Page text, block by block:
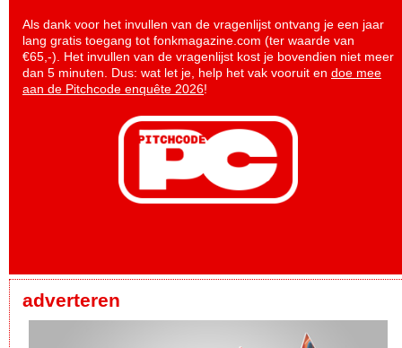
Als dank voor het invullen van de vragenlijst ontvang je een jaar
lang gratis toegang tot fonkmagazine.com (ter waarde van
€65,-). Het invullen van de vragenlijst kost je bovendien niet meer
dan 5 minuten. Dus: wat let je, help het vak vooruit en doe mee
aan de Pitchcode enquête 2026!
adverteren